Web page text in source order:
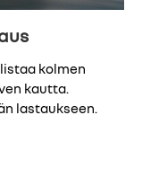
kolmen
kautta.
lastaukseen.